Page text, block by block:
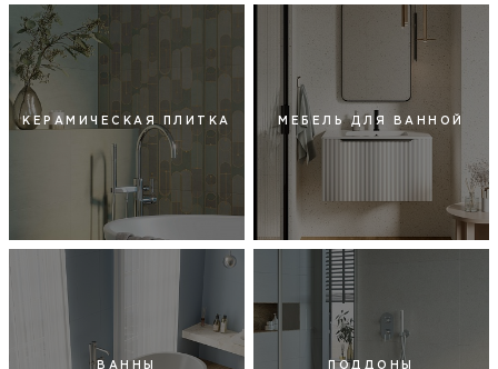
КЕРАМИЧЕСКАЯ ПЛИТКА МЕБЕЛЬ ДЛЯ ВАННОЙ
ВАННЫ ПОДДОНЫ